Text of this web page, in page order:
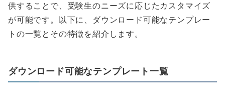
供することで、受験生のニーズに応じたカスタマイズ
が可能です。以下に、ダウンロード可能なテンプレー
トの一覧とその特徴を紹介します。
ダウンロード可能なテンプレート一覧